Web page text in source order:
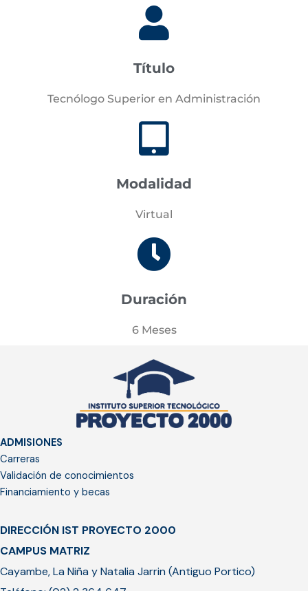
Título
Tecnólogo Superior en Administración
Modalidad
Virtual
Duración
6 Meses
ADMISIONES
Carreras
Validación de conocimientos
Financiamiento y becas
DIRECCIÓN IST PROYECTO 2000
CAMPUS MATRIZ
Cayambe, La Niña y Natalia Jarrin (Antiguo Portico)